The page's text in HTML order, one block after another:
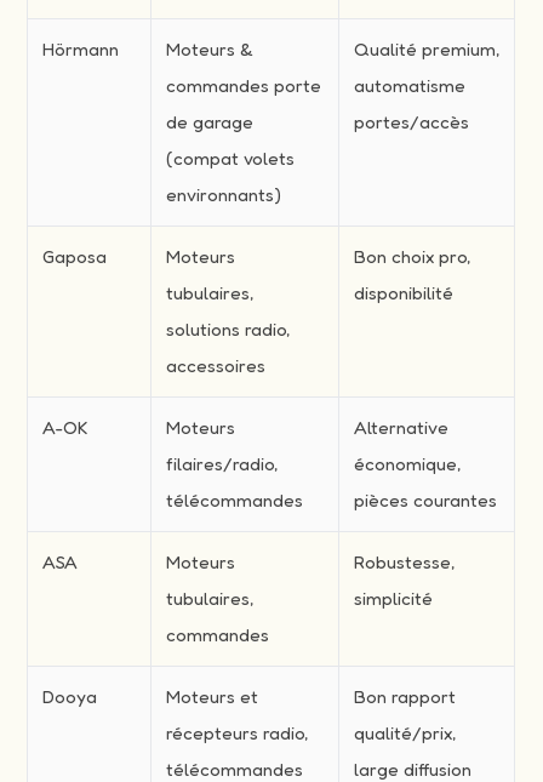
Hörmann
Moteurs &
commandes porte
de garage
(compat volets
environnants)
Qualité premium,
automatisme
portes/accès
Gaposa
Moteurs
tubulaires,
solutions radio,
accessoires
Bon choix pro,
disponibilité
A-OK
Moteurs
filaires/radio,
télécommandes
Alternative
économique,
pièces courantes
ASA
Moteurs
tubulaires,
commandes
Robustesse,
simplicité
Dooya
Moteurs et
récepteurs radio,
télécommandes
Bon rapport
qualité/prix,
large diffusion